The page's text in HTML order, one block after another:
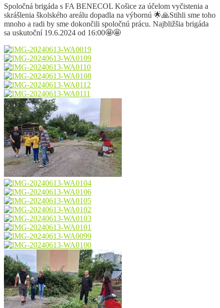
Spoločná brigáda s FA BENECOL Košice za účelom vyčistenia a
skrášlenia školského areálu dopadla na výbornú 🌟🙏Stihli sme toho
mnoho a radi by sme dokončili spoločnú prácu. Najbližšia brigáda
sa uskutoční 19.6.2024 od 16:00🤩🤩